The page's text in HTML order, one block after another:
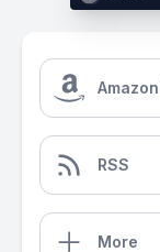
RSS
More